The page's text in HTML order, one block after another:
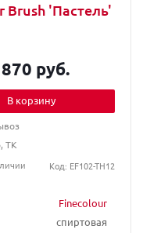
'Пастель'
Finecolour
спиртовая
руб.
В корзину
ТК
Код: EF102-TH12